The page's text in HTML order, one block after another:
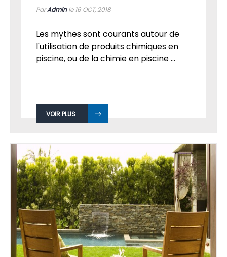
ParAdminle 16 OCT, 2018
Les mythes sont courants autour de
l'utilisation de produits chimiques en
piscine, ou de la chimie en piscine ...
VOIR PLUS